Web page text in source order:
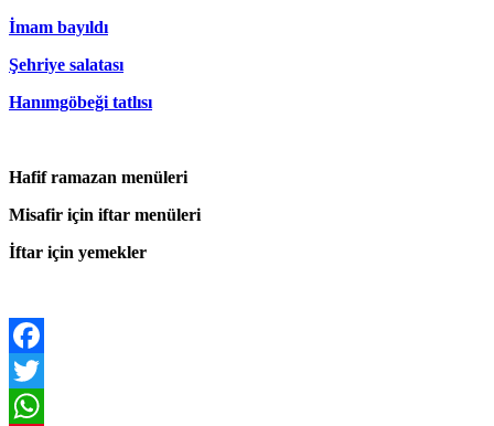
İmam bayıldı
Şehriye salatası
Hanımgöbeği tatlısı
Hafif ramazan menüleri
Misafir için iftar menüleri
İftar için yemekler
Facebook
Twitter